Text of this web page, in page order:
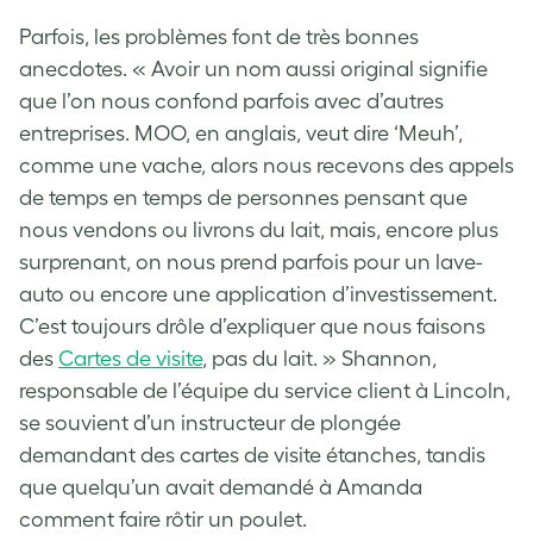
Parfois, les problèmes font de très bonnes
anecdotes. « Avoir un nom aussi original signifie
que l’on nous confond parfois avec d’autres
entreprises. MOO, en anglais, veut dire ‘Meuh’,
comme une vache, alors nous recevons des appels
de temps en temps de personnes pensant que
nous vendons ou livrons du lait, mais, encore plus
surprenant, on nous prend parfois pour un lave-
auto ou encore une application d’investissement.
C’est toujours drôle d’expliquer que nous faisons
des Cartes de visite, pas du lait. » Shannon,
responsable de l’équipe du service client à Lincoln,
se souvient d’un instructeur de plongée
demandant des cartes de visite étanches, tandis
que quelqu’un avait demandé à Amanda
comment faire rôtir un poulet.